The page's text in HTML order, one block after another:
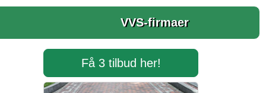
VVS-firmaer
Få 3 tilbud her!